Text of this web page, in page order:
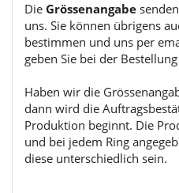
Die Grössenangabe
uns. Sie können übrigens
bestimmen und uns per
geben Sie bei der
Haben wir die
dann wird die
Produktion beginnt. Die
und bei jedem Ring
diese unterschiedlich sein.